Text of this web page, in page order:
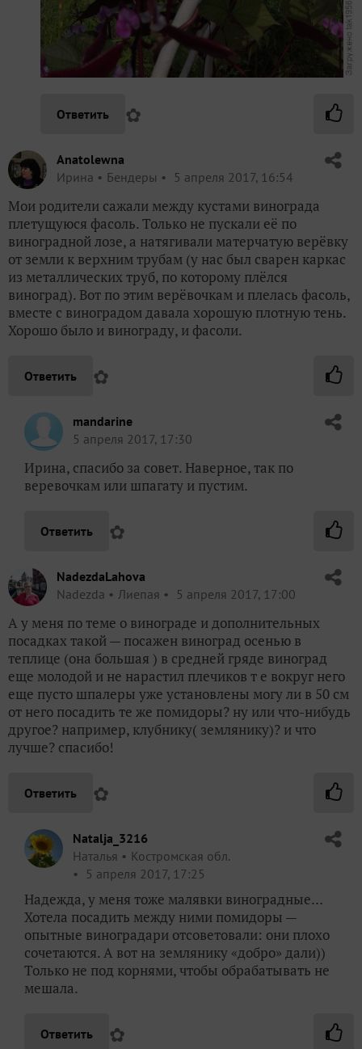
Ответить ✿
Anatolewna
Ирина
Бендеры 5 апреля 2017, 16:54
Мои родители сажали между кустами винограда
плетущуюся фасоль. Только не пускали её по
виноградной лозе, а натягивали матерчатую верёвку
от земли к верхним трубам (у нас был сварен каркас
из металлических труб, по которому плёлся
виноград). Вот по этим верёвочкам и плелась фасоль,
вместе с виноградом давала хорошую плотную тень.
Хорошо было и винограду, и фасоли.
Ответить ✿
mandarine
5 апреля 2017, 17:30
Ирина, спасибо за совет. Наверное, так по
веревочкам или шпагату и пустим.
Ответить ✿
NadezdaLahova
Nadezda
Лиепая 5 апреля 2017, 17:00
А у меня по теме о винограде и дополнительных
посадках такой — посажен виноград осенью в
теплице (она большая ) в средней гряде виноград
еще молодой и не нарастил плечиков т е вокруг него
еще пусто шпалеры уже установлены могу ли в 50 см
от него посадить те же помидоры? ну или что-нибудь
другое? например, клубнику( землянику)? и что
лучше? спасибо!
Ответить ✿
Natalja_3216
Наталья
Костромская обл.
5 апреля 2017, 17:25
Надежда, у меня тоже малявки виноградные…
Хотела посадить между ними помидоры —
опытные виноградари отсоветовали: они плохо
сочетаются. А вот на землянику «добро» дали))
Только не под корнями, чтобы обрабатывать не
мешала.
Ответить ✿